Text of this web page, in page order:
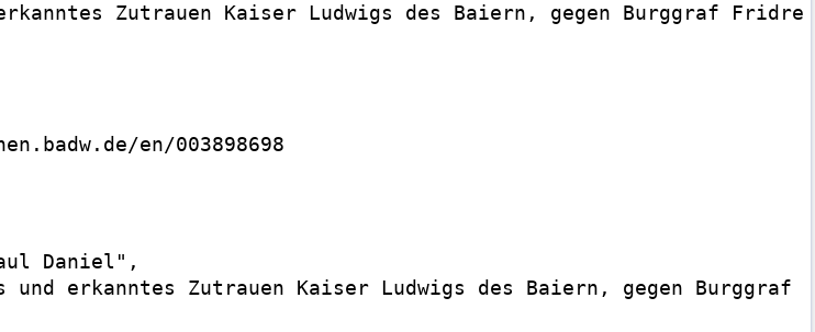
Zutrauen Kaiser Ludwigs des Baiern, gegen Burggraf
en/003898698
Daniel",
erkanntes Zutrauen Kaiser Ludwigs des Baiern, gegen